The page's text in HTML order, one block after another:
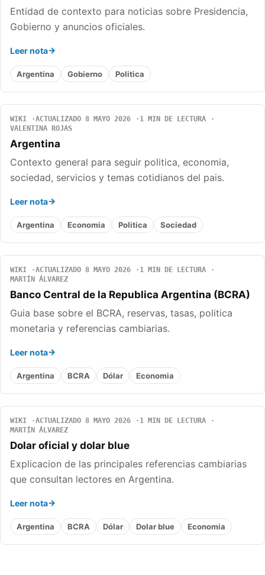
Entidad de contexto para noticias sobre Presidencia,
Gobierno y anuncios oficiales.
Leer nota
Argentina Gobierno Politica
WIKI ACTUALIZADO 8 MAYO 2026
1 MIN DE LECTURA
VALENTINA ROJAS
Argentina
Contexto general para seguir politica, economia,
sociedad, servicios y temas cotidianos del pais.
Leer nota
Argentina Economia Politica Sociedad
WIKI ACTUALIZADO 8 MAYO 2026
1 MIN DE LECTURA
MARTÍN ÁLVAREZ
Banco Central de la Republica Argentina (BCRA)
Guia base sobre el BCRA, reservas, tasas, politica
monetaria y referencias cambiarias.
Leer nota
Argentina BCRA Dólar Economia
WIKI ACTUALIZADO 8 MAYO 2026
1 MIN DE LECTURA
MARTÍN ÁLVAREZ
Dolar oficial y dolar blue
Explicacion de las principales referencias cambiarias
que consultan lectores en Argentina.
Leer nota
Argentina BCRA Dólar Dolar blue Economia